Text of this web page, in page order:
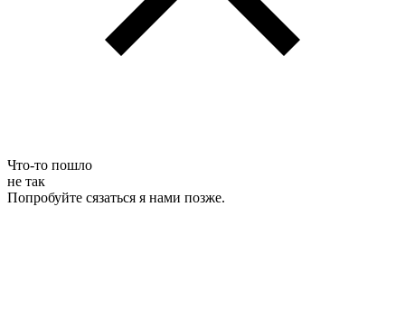
Что-то пошло
не так
Попробуйте сязаться я нами позже.